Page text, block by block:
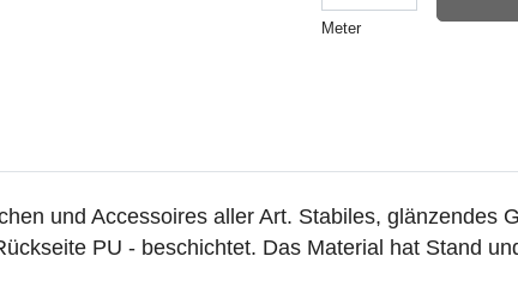
Meter
und Accessoires aller Art. Stabiles, glänzendes
PU - beschichtet. Das Material hat Stand